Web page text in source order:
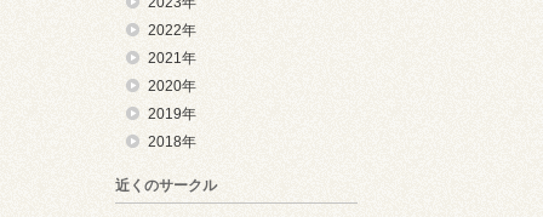
2022年
2021年
2020年
2019年
2018年
近くのサークル